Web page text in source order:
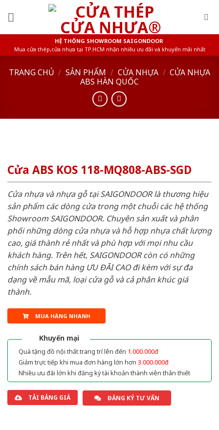
HỆ THỐNG SHOWROOM SAIGONDOOR
Mua cửa thép,cửa nhựa tại TP.HCM nhận nhiều ưu đãi và khuyến mãi nhất
TRANG CHỦ / SẢN PHẨM / CỬA NHỰA / CỬA NHỰA
ABS HÀN QUỐC
Cửa ABS KOS 118-MQ808-ABS-SGD
Cửa nhựa và nhựa gỗ tại SAIGONDOOR là thương hiệu
sản phẩm các dòng cửa trong một chuỗi các hệ thống
Showroom SAIGONDOOR. Chuyên sản xuất và phân
phối những dòng cửa nhựa và hỗ hợp nhựa chất lượng
cao, giá thành rẻ nhất và phù hợp với mọi nhu cầu
khách hàng. Trên hết, SAIGONDOOR còn có những
chính sách bán hàng ƯU ĐÃI CAO đi kèm với sự đa
dạng về mẫu mã, loại cửa gỗ và cả phân khúc giá
thành.
MUA HÀNG NHANH
Khuyến mại
Quà tặng đồ nội thất trang trí lên đến 1.000.000đ
Giảm trực tiếp khi mua đơn hàng lớn hơn 3.000.000đ
Nhiều ưu đãi lớn khi đăng ký tài khoản thành viên thân thiết
TẢI BẢNG GIÁ ĐĂNG KÝ TƯ VẤN